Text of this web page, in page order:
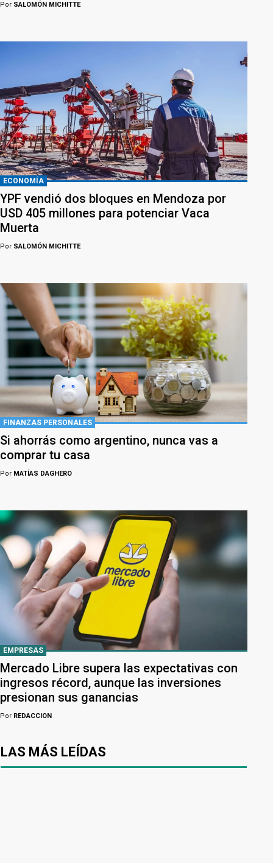
Por SALOMÓN MICHITTE
ECONOMÍA
YPF vendió dos bloques en Mendoza por
USD 405 millones para potenciar Vaca
Muerta
Por SALOMÓN MICHITTE
FINANZAS PERSONALES
Si ahorrás como argentino, nunca vas a
comprar tu casa
Por MATÍAS DAGHERO
EMPRESAS
Mercado Libre supera las expectativas con
ingresos récord, aunque las inversiones
presionan sus ganancias
Por REDACCION
LAS MÁS LEÍDAS